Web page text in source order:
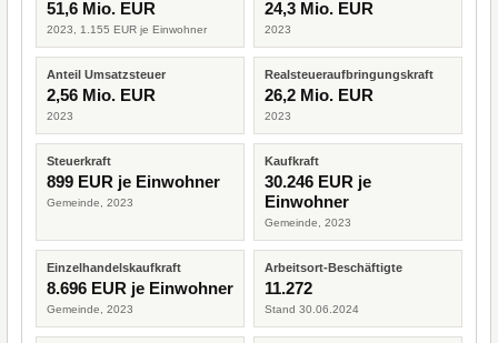
51,6 Mio. EUR
2023, 1.155 EUR je Einwohner
24,3 Mio. EUR
2023
Anteil Umsatzsteuer
2,56 Mio. EUR
2023
Realsteueraufbringungskraft
26,2 Mio. EUR
2023
Steuerkraft
899 EUR je Einwohner
Gemeinde, 2023
Kaufkraft
30.246 EUR je
Einwohner
Gemeinde, 2023
Einzelhandelskaufkraft
8.696 EUR je Einwohner
Gemeinde, 2023
Arbeitsort-Beschäftigte
11.272
Stand 30.06.2024